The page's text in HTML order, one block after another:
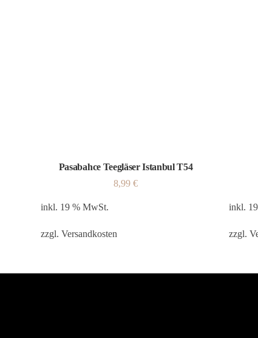
Pasabahce Teegläser Istanbul T54
8,99€
inkl. 19 % MwSt.
zzgl.Versandkosten
inkl.
zzgl.